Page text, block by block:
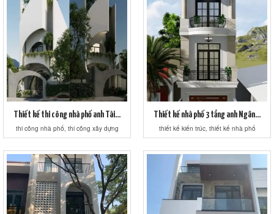
Thiết kế thi công nhà phố anh Tài...
thi công nhà phố, thi công xây dựng
Thiết kế nhà phố 3 tầng anh Ngân...
thiết kế kiến trúc, thiết kế nhà phố